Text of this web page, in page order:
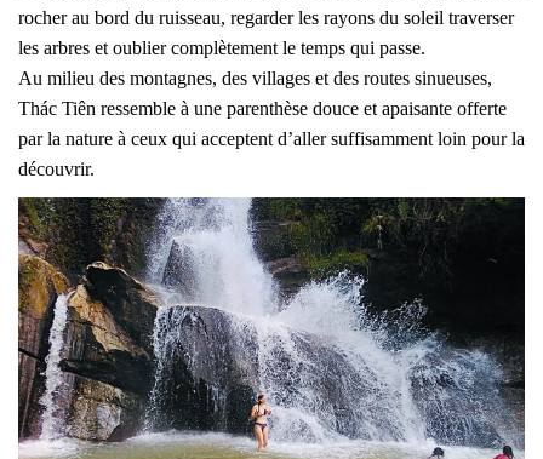
rocher au bord du ruisseau, regarder les rayons du soleil traverser
les arbres et oublier complètement le temps qui passe.
Au milieu des montagnes, des villages et des routes sinueuses,
Thác Tiên ressemble à une parenthèse douce et apaisante offerte
par la nature à ceux qui acceptent d’aller suffisamment loin pour la
découvrir.